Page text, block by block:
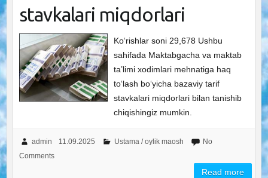
stavkalari miqdorlari
Ko‘rishlar soni 29,678 Ushbu
sahifada Maktabgacha va maktab
ta’limi xodimlari mehnatiga haq
to‘lash bo‘yicha bazaviy tarif
stavkalari miqdorlari bilan tanishib
chiqishingiz mumkin.
admin 11.09.2025 Ustama / oylik maosh
No
Comments
Read more